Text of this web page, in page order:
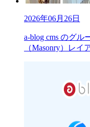
2026年06月26日
a-blog cms のグ
（Masonry）レ